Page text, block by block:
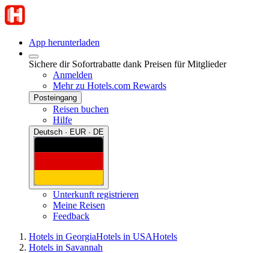
App herunterladen
Sichere dir Sofortrabatte dank Preisen für Mitglieder
Anmelden
Mehr zu Hotels.com Rewards
Posteingang
Reisen buchen
Hilfe
Deutsch · EUR · DE
Unterkunft registrieren
Meine Reisen
Feedback
Hotels in GeorgiaHotels in USAHotels
Hotels in Savannah